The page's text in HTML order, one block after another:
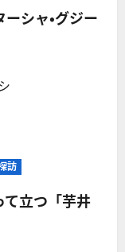
シャ・グジー
訪
て立つ「芋井